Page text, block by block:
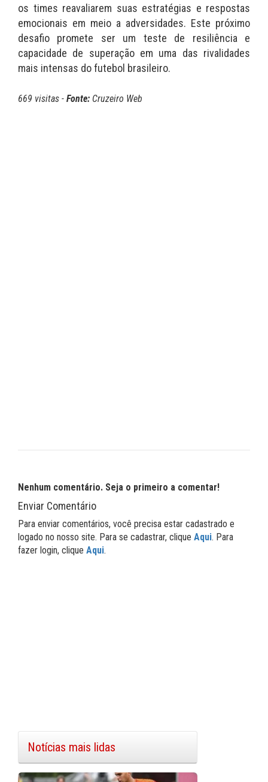
os times reavaliarem suas estratégias e respostas
emocionais em meio a adversidades. Este próximo
desafio promete ser um teste de resiliência e
capacidade de superação em uma das rivalidades
mais intensas do futebol brasileiro.
669 visitas - Fonte: Cruzeiro Web
Nenhum comentário. Seja o primeiro a comentar!
Enviar Comentário
Para enviar comentários, você precisa estar cadastrado e
logado no nosso site. Para se cadastrar, clique Aqui. Para
fazer login, clique Aqui.
Notícias mais lidas